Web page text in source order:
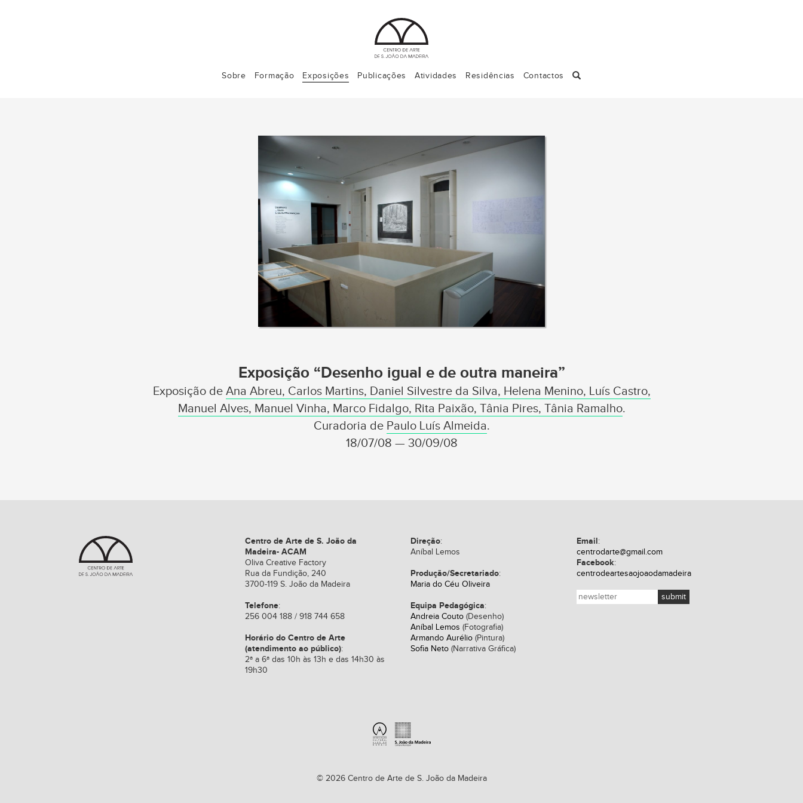
Sobre Formação Exposições Publicações Atividades Residências Contactos
Exposição “Desenho igual e de outra maneira”
Exposição de Ana Abreu, Carlos Martins, Daniel Silvestre da Silva, Helena Menino, Luís Castro,
Manuel Alves, Manuel Vinha, Marco Fidalgo, Rita Paixão, Tânia Pires, Tânia Ramalho.
Curadoria de Paulo Luís Almeida.
18/07/08 — 30/09/08
Centro de Arte de S. João da
Madeira- ACAM
Oliva Creative Factory
Rua da Fundição, 240
3700-119 S. João da Madeira
Telefone:
256 004 188 / 918 744 658
Horário do Centro de Arte
(atendimento ao público):
2ª a 6ª das 10h às 13h e das 14h30 às
19h30
Direção:
Aníbal Lemos
Produção/Secretariado:
Maria do Céu Oliveira
Equipa Pedagógica:
Andreia Couto (Desenho)
Aníbal Lemos (Fotografia)
Armando Aurélio (Pintura)
Sofia Neto (Narrativa Gráfica)
Email:
centrodarte@gmail.com
Facebook:
centrodeartesaojoaodamadeira
© 2026 Centro de Arte de S. João da Madeira